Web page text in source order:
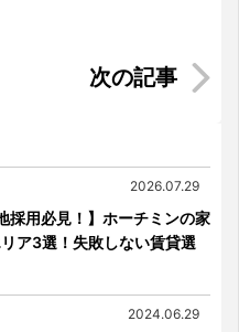
対象者や訓練内容、処
Company trip 2015!!
2026.07.29
採用必見！】ホーチミンの家
ア3選！失敗しない賃貸選
2024.06.29